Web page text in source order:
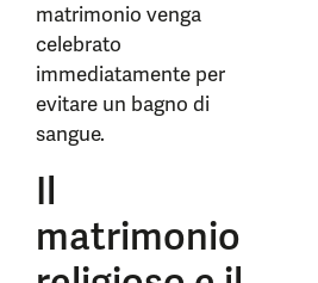
matrimonio venga
celebrato
immediatamente per
evitare un bagno di
sangue.
Il
matrimonio